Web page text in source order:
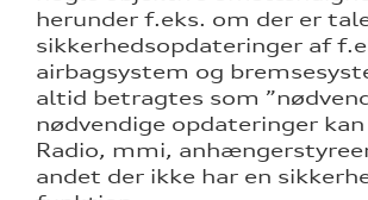
herunder f.eks. om der er
sikkerhedsopdateringer af
airbagsystem og
altid betragtes som
nødvendige opdateringer
Radio, mmi,
andet der ikke har en